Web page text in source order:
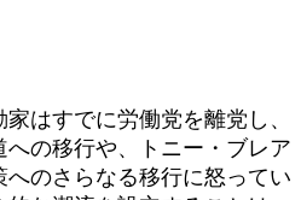
はすでに労働党を離党し、
への移行や、トニー・ブレア
へのさらなる移行に怒ってい